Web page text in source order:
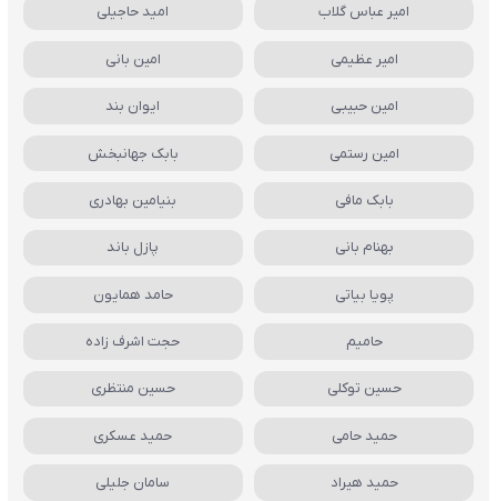
امیر عباس گلاب امید حاجیلی
امیر عظیمی امین بانی
امین حبیبی ایوان بند
امین رستمی بابک جهانبخش
بابک مافی بنیامین بهادری
بهنام بانی پازل باند
پویا بیاتی حامد همایون
حامیم حجت اشرف زاده
حسین توکلی حسین منتظری
حمید حامی حمید عسکری
حمید هیراد سامان جلیلی